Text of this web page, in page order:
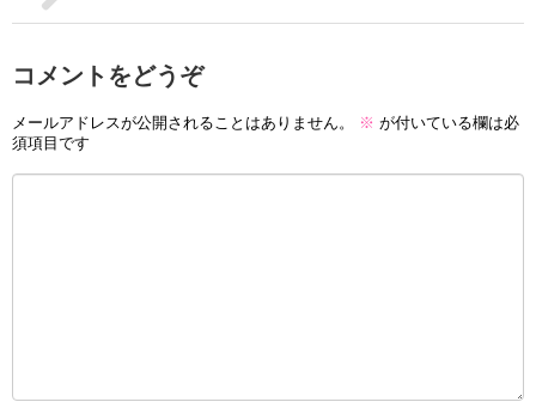
コメントをどうぞ
メールアドレスが公開されることはありません。 ※ が付いている欄は必
須項目です